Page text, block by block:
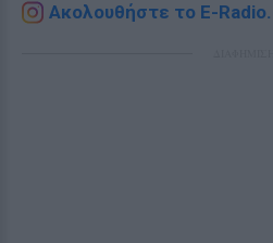
Ακολουθήστε το E-